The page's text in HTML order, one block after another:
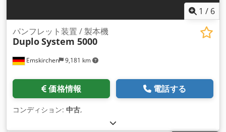
1 / 6
Emskirchen 9,181 km
パンフレット装置 / 製本機
DuploSystem 5000
価格情報 電話する
コンディション: 中古,